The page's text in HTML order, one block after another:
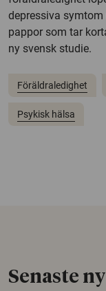
depressiva
pappor som tar
ny svensk studie.
Föräldraledighet
Psykisk hälsa
Senaste